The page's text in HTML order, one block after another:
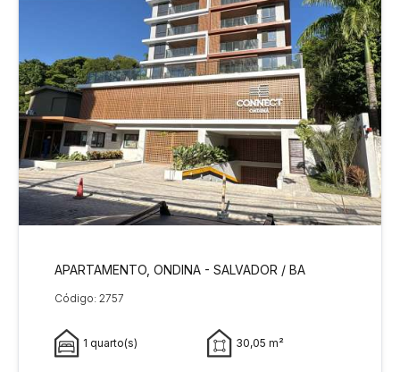
APARTAMENTO, ONDINA - SALVADOR / BA
Código: 2757
1 quarto(s) 30,05 m²